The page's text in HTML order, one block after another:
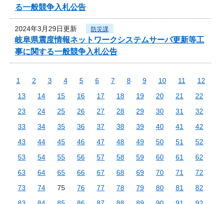
る一般競争入札公告
2024年3月29日更新 防災課
岐阜県震度情報ネットワークシステムサーバ更新等工
事に関する一般競争入札公告
1 2 3 4 5 6 7 8 9 10 11
12
13
14 15 16 17 18 19 20 21
22
23
24 25 26 27 28 29 30 31
32
33
34 35 36 37 38 39 40 41
42
43
44 45 46 47 48 49 50 51
52
53
54 55 56 57 58 59 60 61
62
63
64 65 66 67 68 69 70 71
72
73
74 75 76 77 78 79 80 81
82